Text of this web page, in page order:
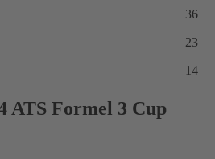
36
23
14
ATS Formel 3 Cup